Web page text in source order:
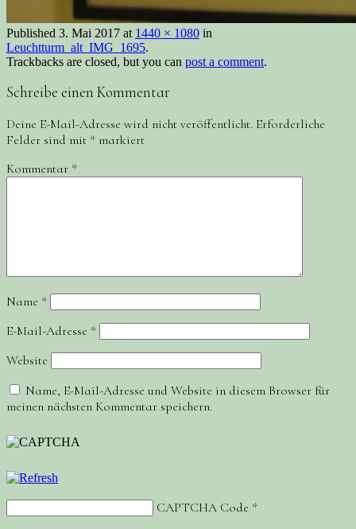
Published 3. Mai 2017 at 1440 × 1080 in
Leuchtturm_alt_IMG_1695.
Trackbacks are closed, but you can post a comment.
Schreibe einen Kommentar
Deine E-Mail-Adresse wird nicht veröffentlicht. Erforderliche
Felder sind mit * markiert
Kommentar *
Name *
E-Mail-Adresse *
Website
Name, E-Mail-Adresse und Website in diesem Browser für
meinen nächsten Kommentar speichern.
CAPTCHA Code *